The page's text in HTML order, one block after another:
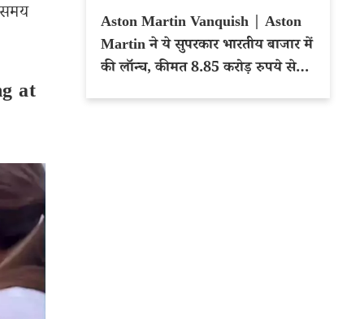
समय
at
Aston Martin Vanquish | Aston
Martin ने ये सुपरकार भारतीय बाजार में
की लॉन्च, कीमत 8.85 करोड़ रुपये से